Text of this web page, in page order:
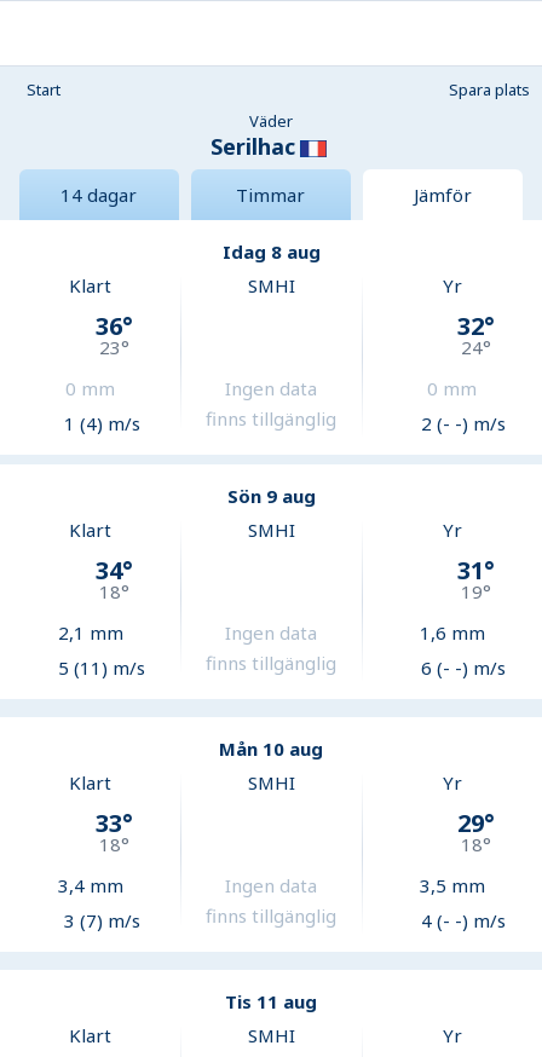
Start
Spara plats
Väder
Serilhac
14 dagar Timmar Jämför
Idag 8 aug
Klart
36°
23°
0 mm
1 (4) m/s
SMHI
Ingen data
finns tillgänglig
Yr
32°
24°
0 mm
2 (- -) m/s
Sön 9 aug
Klart
34°
18°
2,1 mm
5 (11) m/s
SMHI
Ingen data
finns tillgänglig
Yr
31°
19°
1,6 mm
6 (- -) m/s
Mån 10 aug
Klart
33°
18°
3,4mm
3 (7) m/s
SMHI
Ingen data
finns tillgänglig
Yr
29°
18°
3,5 mm
4 (- -) m/s
Tis 11 aug
Klart
SMHI Yr